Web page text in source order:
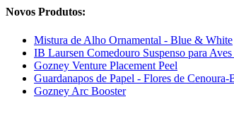
Novos Produtos:
Mistura de Alho Ornamental - Blue & White
IB Laursen Comedouro Suspenso para
Gozney Venture Placement Peel
Guardanapos de Papel - Flores de Cenoura-
Gozney Arc Booster